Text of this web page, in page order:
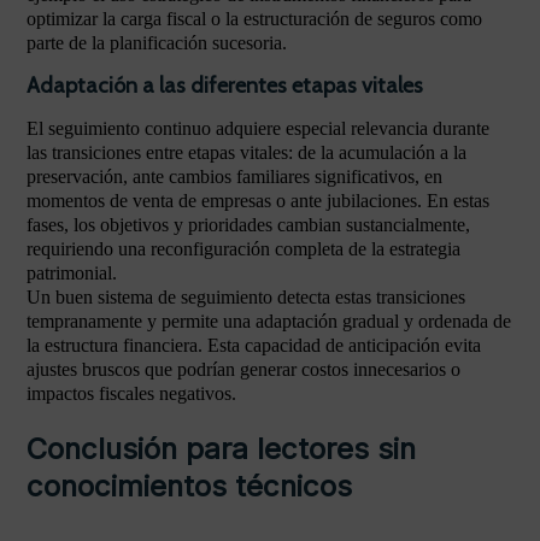
optimizar la carga fiscal o la estructuración de seguros como
parte de la planificación sucesoria.
Adaptación a las diferentes etapas vitales
El seguimiento continuo adquiere especial relevancia durante
las transiciones entre etapas vitales: de la acumulación a la
preservación, ante cambios familiares significativos, en
momentos de venta de empresas o ante jubilaciones. En estas
fases, los objetivos y prioridades cambian sustancialmente,
requiriendo una reconfiguración completa de la estrategia
patrimonial.
Un buen sistema de seguimiento detecta estas transiciones
tempranamente y permite una adaptación gradual y ordenada de
la estructura financiera. Esta capacidad de anticipación evita
ajustes bruscos que podrían generar costos innecesarios o
impactos fiscales negativos.
Conclusión para lectores sin
conocimientos técnicos